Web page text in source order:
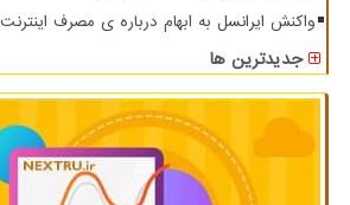
واکنش ایرانسل به ابهام درباره ی مصرف اینترنت
جدیدترین ها